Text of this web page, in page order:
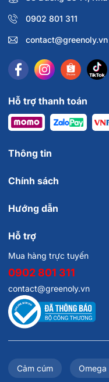
0902 801 311
contact@greenoly.vn
Hỗ trợ thanh toán
Thông tin
Chính sách
Hướng dẫn
Hỗ trợ
Mua hàng trực tuyến
0902 801 311
contact@greenoly.vn
Cảm cúm Omega